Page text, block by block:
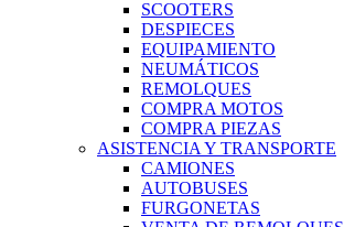
SCOOTERS
DESPIECES
EQUIPAMIENTO
NEUMÁTICOS
REMOLQUES
COMPRA MOTOS
COMPRA PIEZAS
ASISTENCIA Y TRANSPORTE
CAMIONES
AUTOBUSES
FURGONETAS